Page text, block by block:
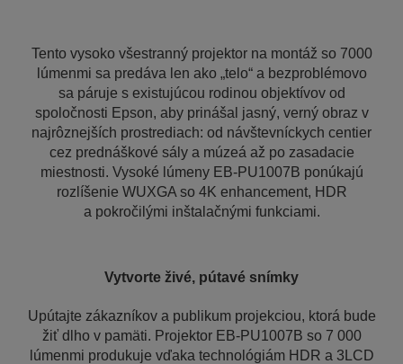
Tento vysoko všestranný projektor na montáž so 7000
lúmenmi sa predáva len ako „telo“ a bezproblémovo
sa páruje s existujúcou rodinou objektívov od
spoločnosti Epson, aby prinášal jasný, verný obraz v
najrôznejších prostrediach: od návštevníckych centier
cez prednáškové sály a múzeá až po zasadacie
miestnosti. Vysoké lúmeny EB-PU1007B ponúkajú
rozlíšenie WUXGA so 4K enhancement, HDR
a pokročilými inštalačnými funkciami.
Vytvorte živé, pútavé snímky
Upútajte zákazníkov a publikum projekciou, ktorá bude
žiť dlho v pamäti. Projektor EB-PU1007B so 7 000
lúmenmi produkuje vďaka technológiám HDR a 3LCD